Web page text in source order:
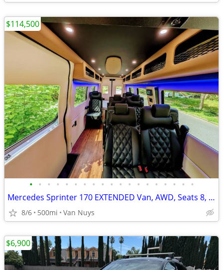
• • • • • • • • • • • • • • • • • • •
Mercedes Sprinter 170 EXTENDED Van, AWD, Seats 8, family, team, tours
8/6 500mi Van Nuys
$114,500
$6,900